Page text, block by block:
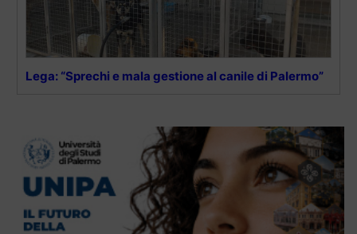
Lega: “Sprechi e mala gestione al canile di Palermo”